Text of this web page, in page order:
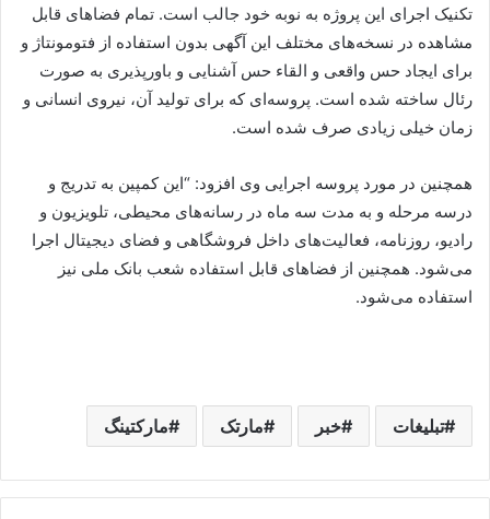
تکنیک اجرای این پروژه به نوبه خود جالب است. تمام فضاهای قابل
مشاهده در نسخه‌های مختلف این آگهی بدون استفاده از فتومونتاژ و
برای ایجاد حس واقعی و القاء حس آشنایی و باورپذیری به صورت
رئال ساخته شده است. پروسه‌ای که برای تولید آن، نیروی انسانی و
زمان خیلی زیادی صرف شده است.
همچنین در مورد پروسه اجرایی وی افزود: “این کمپین به تدریج و
درسه مرحله و به مدت سه ماه در رسانه‌های محیطی، تلویزیون و
رادیو، روزنامه، فعالیت‌های داخل فروشگاهی و فضای دیجیتال اجرا
می‌شود. همچنین از فضاهای قابل‌ استفاده شعب بانک ملی نیز
استفاده می‌شود.
تبلیغات خبر مارتک مارکتینگ